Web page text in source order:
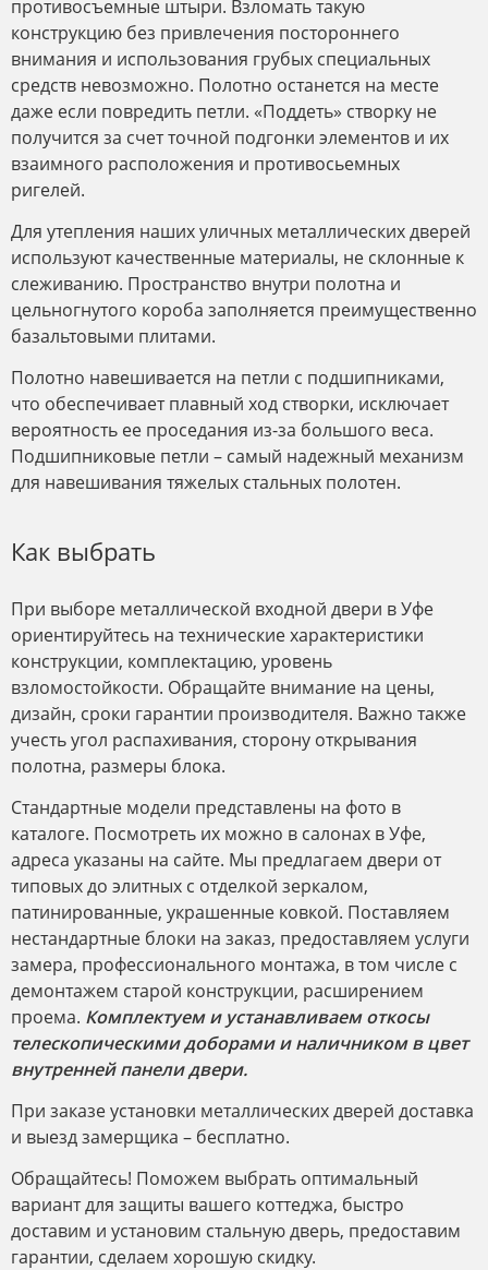
противосъемные штыри. Взломать такую
конструкцию без привлечения постороннего
внимания и использования грубых специальных
средств невозможно. Полотно останется на месте
даже если повредить петли. «Поддеть» створку не
получится за счет точной подгонки элементов и их
взаимного расположения и противосьемных
ригелей.
Для утепления наших уличных металлических дверей
используют качественные материалы, не склонные к
слеживанию. Пространство внутри полотна и
цельногнутого короба заполняется преимущественно
базальтовыми плитами.
Полотно навешивается на петли с подшипниками,
что обеспечивает плавный ход створки, исключает
вероятность ее проседания из-за большого веса.
Подшипниковые петли – самый надежный механизм
для навешивания тяжелых стальных полотен.
Как выбрать
При выборе металлической входной двери в Уфе
ориентируйтесь на технические характеристики
конструкции, комплектацию, уровень
взломостойкости. Обращайте внимание на цены,
дизайн, сроки гарантии производителя. Важно также
учесть угол распахивания, сторону открывания
полотна, размеры блока.
Стандартные модели представлены на фото в
каталоге. Посмотреть их можно в салонах в Уфе,
адреса указаны на сайте. Мы предлагаем двери от
типовых до элитных с отделкой зеркалом,
патинированные, украшенные ковкой. Поставляем
нестандартные блоки на заказ, предоставляем услуги
замера, профессионального монтажа, в том числе с
демонтажем старой конструкции, расширением
проема. Комплектуем и устанавливаем откосы
телескопическими доборами и наличником в цвет
внутренней панели двери.
При заказе установки металлических дверей доставка
и выезд замерщика – бесплатно.
Обращайтесь! Поможем выбрать оптимальный
вариант для защиты вашего коттеджа, быстро
доставим и установим стальную дверь, предоставим
гарантии, сделаем хорошую скидку.